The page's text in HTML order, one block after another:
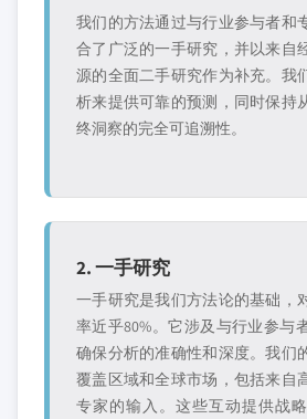
我们的方法通过与行业参与者和
合了广泛的一手研究，并以来自
源的全面二手研究作为补充。我
析来提供可靠的预测，同时保持
终洞察的完全可追溯性。
2. 一手研究
一手研究是我们方法论的基础，
率近乎80%。它涉及与行业参与
确保分析的准确性和深度。我们
覆盖区域和全球市场，包括来自
专家的输入。这些互动提供战